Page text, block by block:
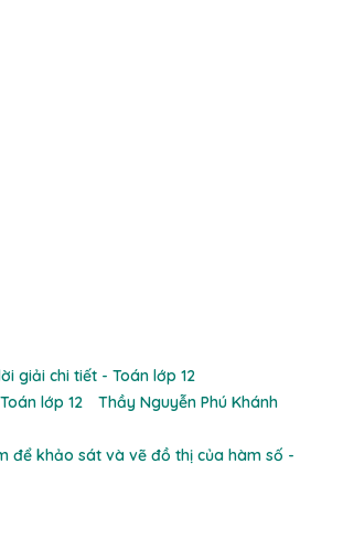
giải chi tiết - Toán lớp 12
lớp 12
Thầy Nguyễn Phú Khánh
để khảo sát và vẽ đồ thị của hàm số -